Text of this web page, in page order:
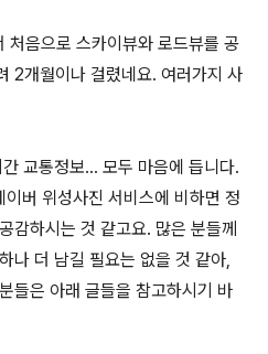
처음으로 스카이뷰와 로드뷰를 공
2개월이나 걸렸네요. 여러가지 사
교통정보... 모두 마음에 듭니다.
버 위성사진 서비스에 비하면 정
감하시는 것 같고요. 많은 분들께
나 더 남길 필요는 없을 것 같아,
들은 아래 글들을 참고하시기 바